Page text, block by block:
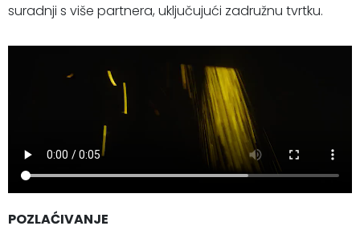
suradnji s više partnera, uključujući zadružnu tvrtku.
POZLAĆIVANJE